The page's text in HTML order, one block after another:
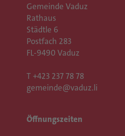
Gemeinde Vaduz
Rathaus
Städtle 6
Postfach 283
FL-9490 Vaduz
T +423 237 78 78
gemeinde@vaduz.li
Öffnungszeiten